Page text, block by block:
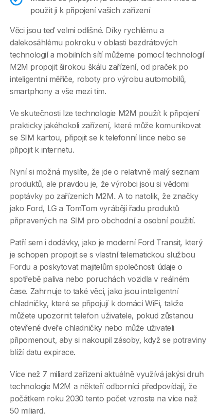
použít ji k připojení vašich zařízení
Věci jsou teď velmi odlišné. Díky rychlému a
dalekosáhlému pokroku v oblasti bezdrátových
technologií a mobilních sítí můžeme pomocí technologií
M2M propojit širokou škálu zařízení, od praček po
inteligentní měřiče, roboty pro výrobu automobilů,
smartphony a vše mezi tím.
Ve skutečnosti lze technologie M2M použít k připojení
prakticky jakéhokoli zařízení, které může komunikovat
se SIM kartou, připojit se k telefonní lince nebo se
připojit k internetu.
Nyní si možná myslíte, že jde o relativně malý seznam
produktů, ale pravdou je, že výrobci jsou si vědomi
poptávky po zařízeních M2M. A to natolik, že značky
jako Ford, LG a TomTom vyrábějí řadu produktů
připravených na SIM pro obchodní a osobní použití.
Patří sem i dodávky, jako je moderní Ford Transit, který
je schopen propojit se s vlastní telematickou službou
Fordu a poskytovat majitelům společnosti údaje o
spotřebě paliva nebo poruchách vozidla v reálném
čase. Zahrnuje to také věci, jako jsou inteligentní
chladničky, které se připojují k domácí WiFi, takže
můžete upozornit telefon uživatele, pokud zůstanou
otevřené dveře chladničky nebo může uživateli
připomenout, aby si nakoupil zásoby, když se potraviny
blíží datu expirace.
Více než 7 miliard zařízení aktuálně využívá jakýsi druh
technologie M2M a někteří odborníci předpovídají, že
počátkem roku 2030 tento počet vzroste na více než
50 miliard.